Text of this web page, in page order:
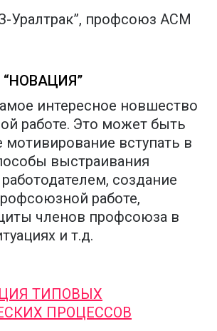
Уралтрак”, профсоюз АСМ
интересное новшество
работе. Это может быть
вступать в
выстраивания
создание
работе,
членов профсоюза в
и т.д.
ТИПОВЫХ
ПРОЦЕССОВ